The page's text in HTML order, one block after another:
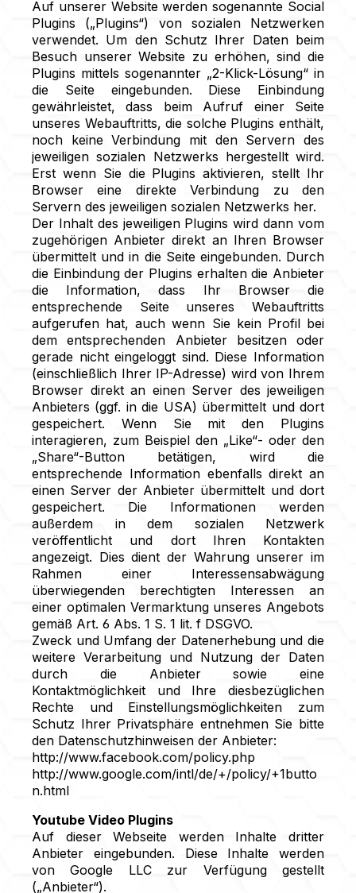
Auf unserer Website werden sogenannte Social
Plugins („Plugins“) von sozialen Netzwerken
verwendet. Um den Schutz Ihrer Daten beim
Besuch unserer Website zu erhöhen, sind die
Plugins mittels sogenannter „2-Klick-Lösung“ in
die Seite eingebunden. Diese Einbindung
gewährleistet, dass beim Aufruf einer Seite
unseres Webauftritts, die solche Plugins enthält,
noch keine Verbindung mit den Servern des
jeweiligen sozialen Netzwerks hergestellt wird.
Erst wenn Sie die Plugins aktivieren, stellt Ihr
Browser eine direkte Verbindung zu den
Servern des jeweiligen sozialen Netzwerks her.
Der Inhalt des jeweiligen Plugins wird dann vom
zugehörigen Anbieter direkt an Ihren Browser
übermittelt und in die Seite eingebunden. Durch
die Einbindung der Plugins erhalten die Anbieter
die Information, dass Ihr Browser die
entsprechende Seite unseres Webauftritts
aufgerufen hat, auch wenn Sie kein Profil bei
dem entsprechenden Anbieter besitzen oder
gerade nicht eingeloggt sind. Diese Information
(einschließlich Ihrer IP-Adresse) wird von Ihrem
Browser direkt an einen Server des jeweiligen
Anbieters (ggf. in die USA) übermittelt und dort
gespeichert. Wenn Sie mit den Plugins
interagieren, zum Beispiel den „Like“- oder den
„Share“-Button betätigen, wird die
entsprechende Information ebenfalls direkt an
einen Server der Anbieter übermittelt und dort
gespeichert. Die Informationen werden
außerdem in dem sozialen Netzwerk
veröffentlicht und dort Ihren Kontakten
angezeigt. Dies dient der Wahrung unserer im
Rahmen einer Interessensabwägung
überwiegenden berechtigten Interessen an
einer optimalen Vermarktung unseres Angebots
gemäß Art. 6 Abs. 1 S. 1 lit. f DSGVO.
Zweck und Umfang der Datenerhebung und die
weitere Verarbeitung und Nutzung der Daten
durch die Anbieter sowie eine
Kontaktmöglichkeit und Ihre diesbezüglichen
Rechte und Einstellungsmöglichkeiten zum
Schutz Ihrer Privatsphäre entnehmen Sie bitte
den Datenschutzhinweisen der Anbieter:
http://www.facebook.com/policy.php
http://www.google.com/intl/de/+/policy/+1butto
n.html
Youtube Video Plugins
Auf dieser Webseite werden Inhalte dritter
Anbieter eingebunden. Diese Inhalte werden
von Google LLC zur Verfügung gestellt
(„Anbieter“).